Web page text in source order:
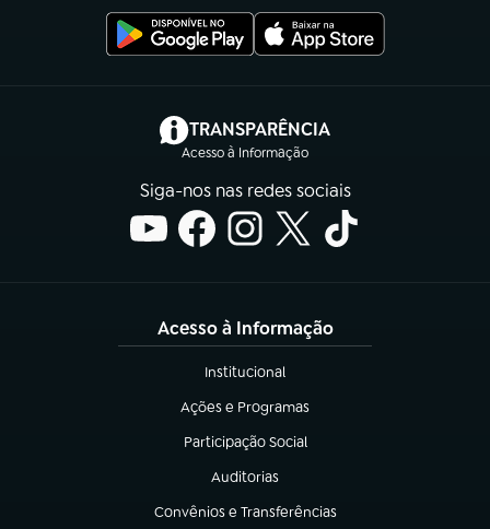
TRANSPARÊNCIA
Acesso à Informação
(abre em nova aba)
Siga-nos nas redes sociais
Acesso à Informação
Institucional
(abre em nova aba)
Ações e Programas
(abre em nova aba)
Participação Social
(abre em nova aba)
Auditorias
(abre em nova aba)
Convênios e Transferências
(abre em nova aba)